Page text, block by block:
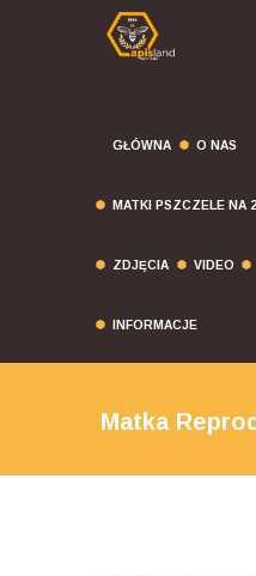
GŁÓWNA O NAS
MATKI PSZCZELE NA
ZDJĘCIA VIDEO
INFORMACJE
Matka